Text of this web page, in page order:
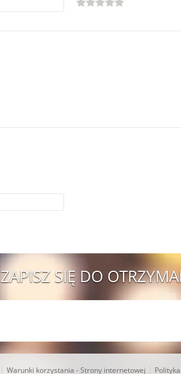
ZAPISZ SIĘ DO
Warunki korzystania - Strony internetowej